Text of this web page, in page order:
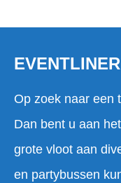
Op zoek naar een
Dan bent u aan
grote vloot aan
en partybussen